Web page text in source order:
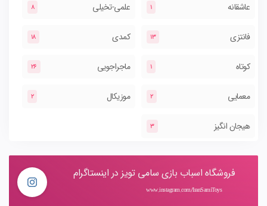
عاشقانه 1 علمی-تخیلی 8
فانتزی 13 کمدی 18
کوتاه 1 ماجراجویی 26
معمایی 2 موزیکال 2
هیجان انگیز 3
فروشگاه اسباب بازی سامی تویز در اینستاگرام
www.instagram.com/IranSamiToys